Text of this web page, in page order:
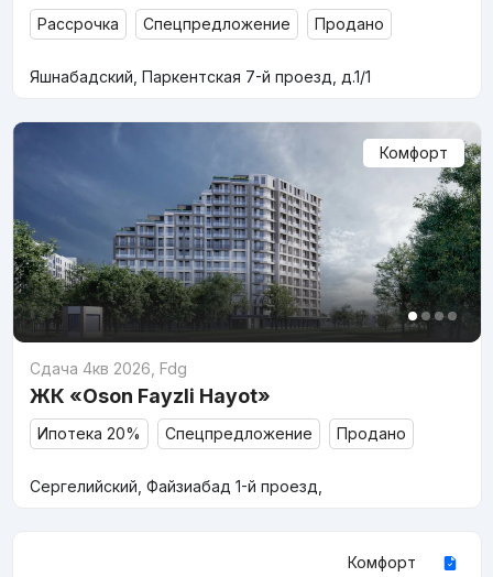
Рассрочка Спецпредложение Продано
Яшнабадский, Паркентская 7-й проезд, д.1/1
Комфорт
Сдача 4кв 2026 Fdg
ЖК «Oson Fayzli Hayot»
Ипотека 20% Спецпредложение Продано
Сергелийский, Файзиабад 1-й проезд,
Комфорт